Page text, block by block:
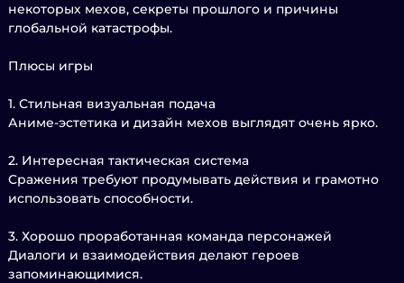
некоторых мехов, секреты прошлого и причины
глобальной катастрофы.
Плюсы игры
1. Стильная визуальная подача
Аниме-эстетика и дизайн мехов выглядят очень ярко.
2. Интересная тактическая система
Сражения требуют продумывать действия и грамотно
использовать способности.
3. Хорошо проработанная команда персонажей
Диалоги и взаимодействия делают героев
запоминающимися.